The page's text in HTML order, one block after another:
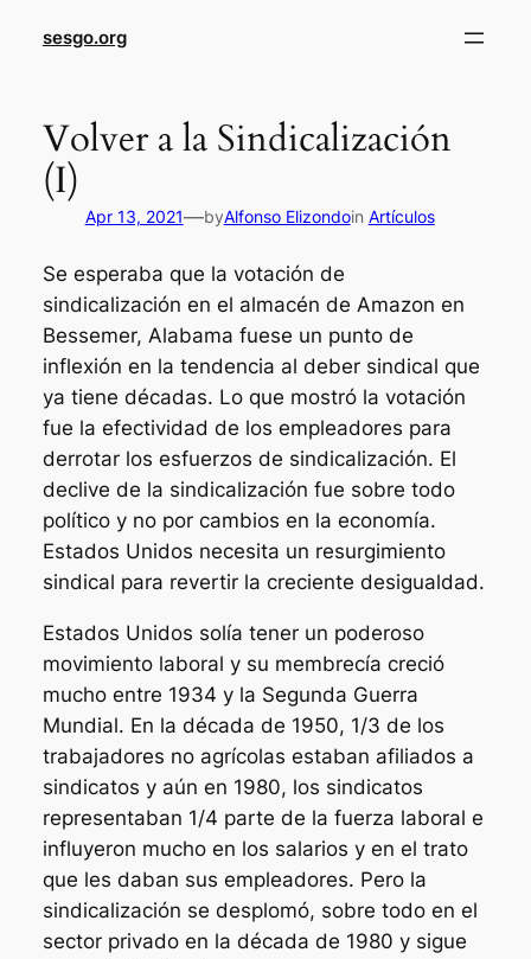
sesgo.org
Volver a la Sindicalización
(I)
Apr 13, 2021—byAlfonso Elizondoin Artículos
Se esperaba que la votación de
sindicalización en el almacén de Amazon en
Bessemer, Alabama fuese un punto de
inflexión en la tendencia al deber sindical que
ya tiene décadas. Lo que mostró la votación
fue la efectividad de los empleadores para
derrotar los esfuerzos de sindicalización. El
declive de la sindicalización fue sobre todo
político y no por cambios en la economía.
Estados Unidos necesita un resurgimiento
sindical para revertir la creciente desigualdad.
Estados Unidos solía tener un poderoso
movimiento laboral y su membrecía creció
mucho entre 1934 y la Segunda Guerra
Mundial. En la década de 1950, 1/3 de los
trabajadores no agrícolas estaban afiliados a
sindicatos y aún en 1980, los sindicatos
representaban 1/4 parte de la fuerza laboral e
influyeron mucho en los salarios y en el trato
que les daban sus empleadores. Pero la
sindicalización se desplomó, sobre todo en el
sector privado en la década de 1980 y sigue